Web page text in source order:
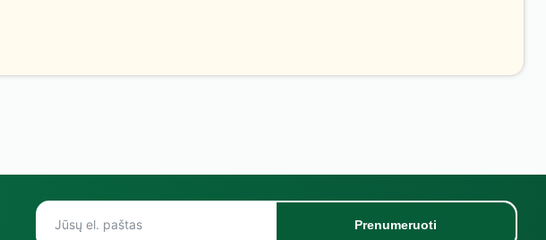
Prenumeruoti